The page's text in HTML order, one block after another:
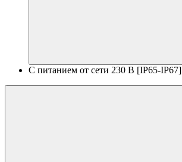
С питанием от сети 230 В [IP65-IP67]